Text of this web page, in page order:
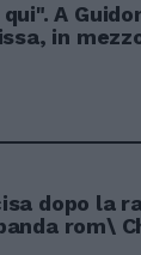
A
in
dopo la
rom\